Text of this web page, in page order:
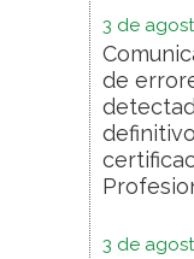
3 de
de
3 de